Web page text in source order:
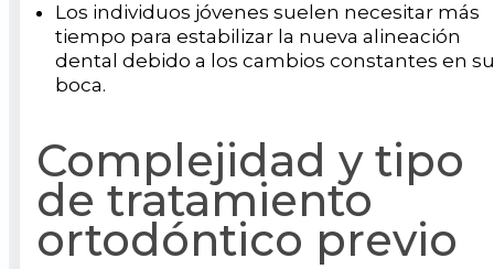
Los individuos jóvenes suelen necesitar más
tiempo para estabilizar la nueva alineación
dental debido a los cambios constantes en su
boca.
Complejidad y tipo
de tratamiento
ortodóntico previo